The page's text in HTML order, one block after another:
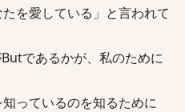
を愛している」と言われて
であるかが、私のために
っているのを知るために